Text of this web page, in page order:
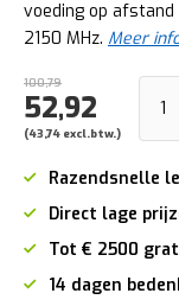
voeding op afstand
2150 MHz. Meer
100,79
52,92
(43,74 excl.btw.)
Razendsnelle
Direct lage
Tot € 2500
14 dagen